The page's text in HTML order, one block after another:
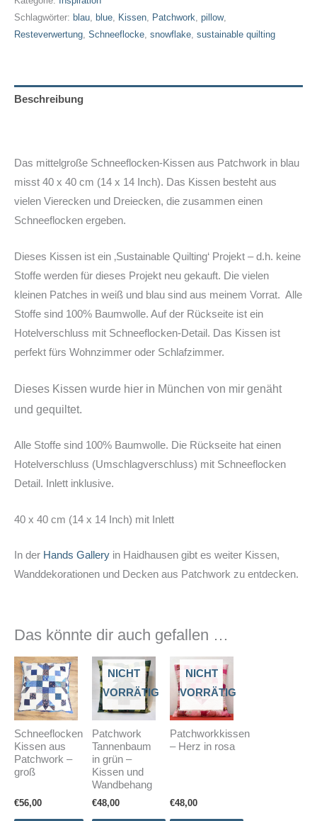
Schlagwörter: blau, blue, Kissen, Patchwork, pillow,
Resteverwertung, Schneeflocke, snowflake, sustainable quilting
Beschreibung
Das mittelgroße Schneeflocken-Kissen aus Patchwork in blau
misst 40 x 40 cm (14 x 14 Inch). Das Kissen besteht aus
vielen Vierecken und Dreiecken, die zusammen einen
Schneeflocken ergeben.
Dieses Kissen ist ein ‚Sustainable Quilting‘ Projekt – d.h. keine
Stoffe werden für dieses Projekt neu gekauft. Die vielen
kleinen Patches in weiß und blau sind aus meinem Vorrat. Alle
Stoffe sind 100% Baumwolle. Auf der Rückseite ist ein
Hotelverschluss mit Schneeflocken-Detail. Das Kissen ist
perfekt fürs Wohnzimmer oder Schlafzimmer.
Dieses Kissen wurde hier in München von mir genäht
und gequiltet.
Alle Stoffe sind 100% Baumwolle. Die Rückseite hat einen
Hotelverschluss (Umschlagverschluss) mit Schneeflocken
Detail. Inlett inklusive.
40 x 40 cm (14 x 14 Inch) mit Inlett
In der Hands Gallery in Haidhausen gibt es weiter Kissen,
Wanddekorationen und Decken aus Patchwork zu entdecken.
Das könnte dir auch gefallen …
Schneeflocken
Kissen aus
Patchwork –
groß
€56,00
NICHT
VORRÄTIG
Patchwork
Tannenbaum
in grün –
Kissen und
Wandbehang
€48,00
NICHT
VORRÄTIG
Patchworkkissen
– Herz in rosa
€48,00